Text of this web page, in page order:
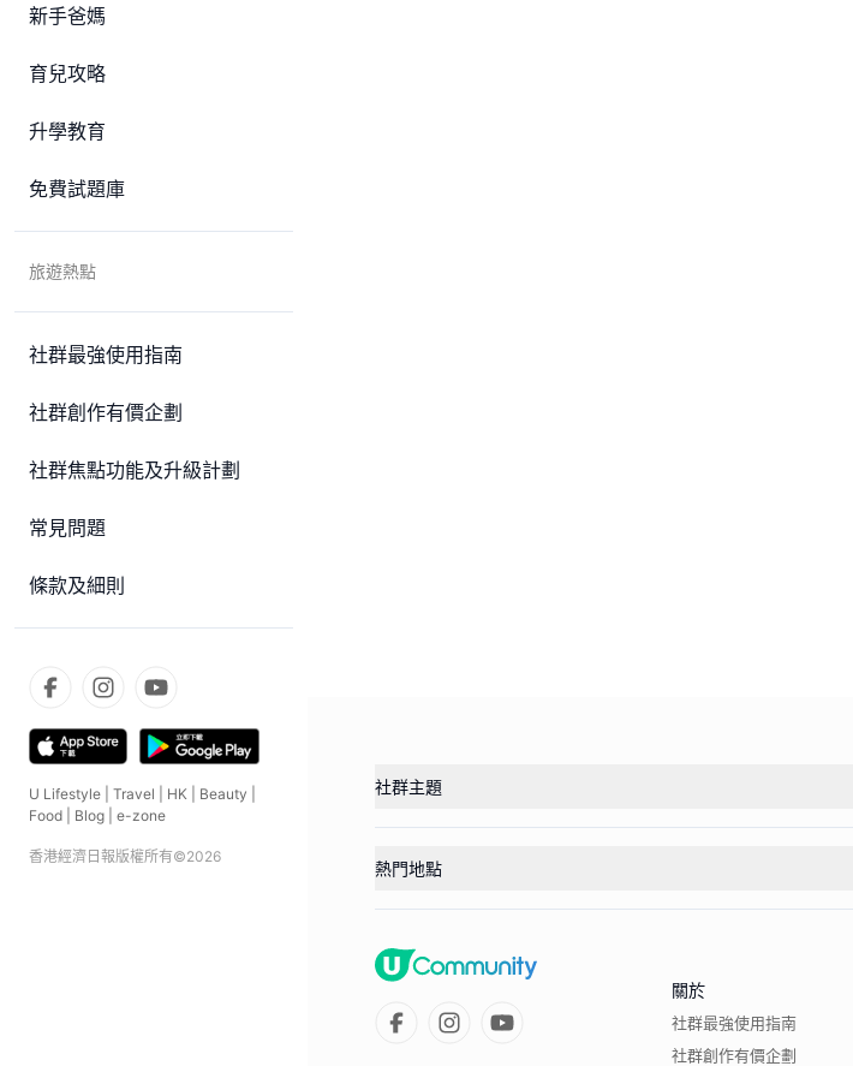
新手爸媽
育兒攻略
升學教育
免費試題庫
旅遊熱點
社群最強使用指南
社群創作有價企劃
社群焦點功能及升級計劃
常見問題
條款及細則
U Lifestyle Travel HK Beauty
Food
Blog e-zone
香港經濟日報版權所有©2026
社群主題
熱門地點
關於
社群最強使用指南
社群創作有價企劃